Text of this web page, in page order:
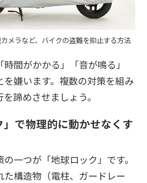
メラなど、バイクの盗難を抑止する方法
間がかかる」「音が鳴る」
を嫌います。複数の対策を組み
諦めさせましょう。
」で物理的に動かせなくす
一つが「地球ロック」です。
た構造物（電柱、ガードレー